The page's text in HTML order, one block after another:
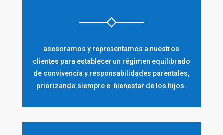
asesoramos y representamos a nuestros
clientes para establecer un régimen equilibrado
de convivencia y responsabilidades parentales,
priorizando siempre el bienestar de los hijos.